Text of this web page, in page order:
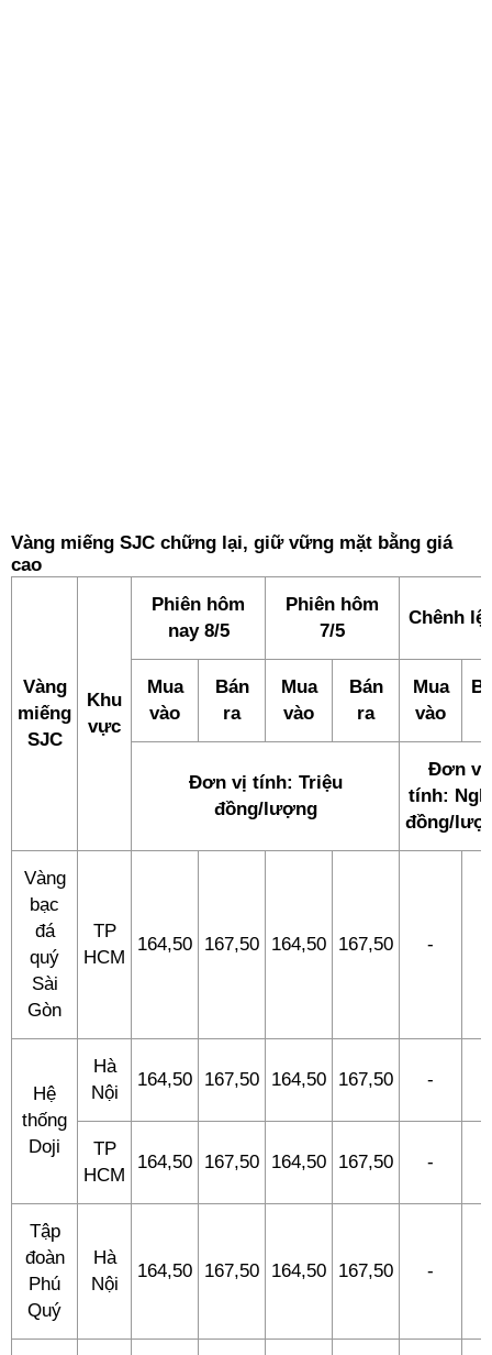
Vàng miếng SJC chững lại, giữ vững mặt bằng giá
cao
Vàng
miếng
SJC
Khu
vực
Phiên hôm
nay 8/5
Phiên hôm
7/5
Chênh
Mua
vào
Bán
ra
Mua
vào
Bán
ra
Mua
vào
Đơn vị tính: Triệu
đồng/lượng
Đơn vị
tính:
đồng/
Vàng
bạc
đá
quý
Sài
Gòn
TP
HCM
164,50 167,50 164,50 167,50 -
Hệ
thống
Doji
Hà
Nội
164,50 167,50 164,50 167,50 -
TP
HCM
164,50 167,50 164,50 167,50 -
Tập
đoàn
Phú
Quý
Hà
Nội
164,50 167,50 164,50 167,50 -